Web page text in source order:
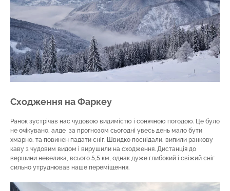
Сходження на Фаркеу
Ранок зустрічав нас чудовою видимістю і сонячною погодою. Це було
не очікувано, алде за прогнозом сьогодні увесь день мало бути
хмарно, та повинен падати сніг. Швидко поснідали, випили ранкову
каву з чудовим видом і вирушили на сходження. Дистанція до
вершини невелика, всього 5,5 км, однак дуже глибокий і свіжий сніг
сильно утруднював наше переміщення.